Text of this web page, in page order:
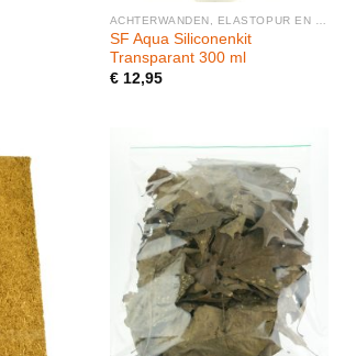
SF Aqua Siliconenkit
Transparant 300 ml
€12,95